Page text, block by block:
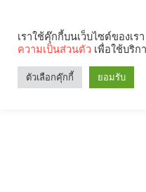
เราใช้คุ๊กกี้บนเว็บไซต์ของเ
ความเป็นส่วนตัว เพื่อใช้บริก
ตัวเลือกคุ๊กกี้ ยอมรับ